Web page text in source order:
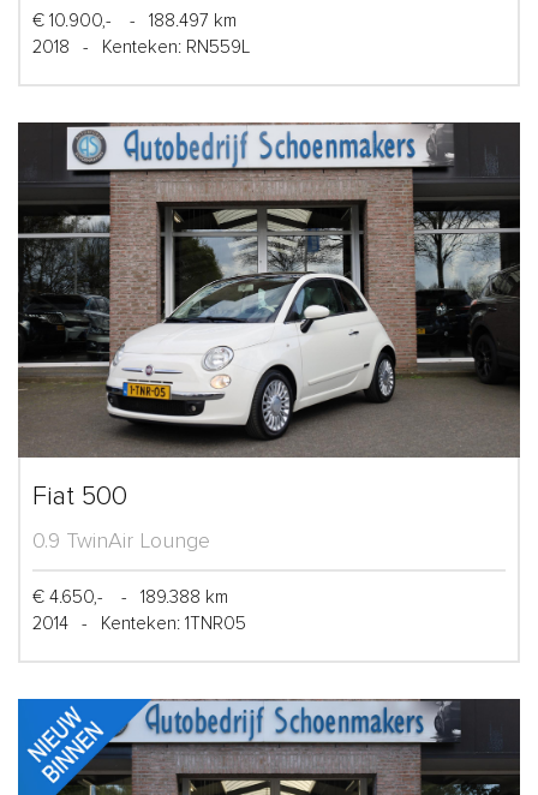
€ 10.900,- -
188.497 km
2018
- Kenteken: RN559L
Fiat 500
0.9 TwinAir Lounge
€ 4.650,- -
189.388 km
2014
- Kenteken: 1TNR05